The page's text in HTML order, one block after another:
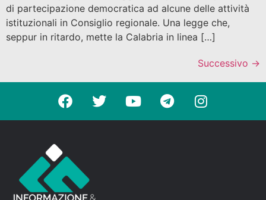
di partecipazione democratica ad alcune delle attività
istituzionali in Consiglio regionale. Una legge che,
seppur in ritardo, mette la Calabria in linea […]
Successivo →